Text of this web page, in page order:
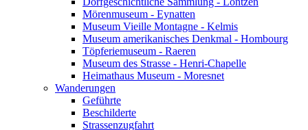
Mörenmuseum - Eynatten
Museum Vieille Montagne - Kelmis
Museum amerikanisches Denkmal - Hombourg
Töpferiemuseum - Raeren
Museum des Strasse - Henri-Chapelle
Heimathaus Museum - Moresnet
Wanderungen
Geführte
Beschilderte
Strassenzugfahrt